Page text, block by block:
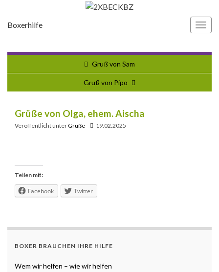
Boxerhilfe
Gruß von Sam
Gruß von Pipo
Grüße von Olga, ehem. Aischa
Veröffentlicht unterGrüße 19.02.2025
Teilen mit:
Facebook Twitter
BOXER BRAUCHEN IHRE HILFE
Wem wir helfen – wie wir helfen